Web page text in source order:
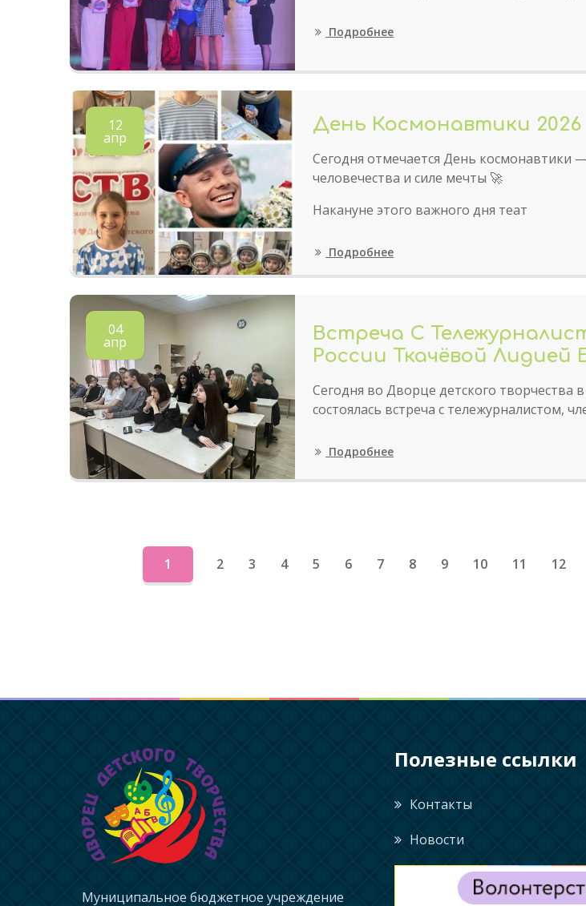
Подробнее
12
апр
День Космонавтики 2026
Сегодня отмечается День
человечества и силе мечты 🚀
Накануне этого важного дня теат
Подробнее
04
апр
Встреча С
России Ткачёвой Лидией
Сегодня во Дворце детского творчества
состоялась встреча с тележурналистом,
Подробнее
1 2 3 4 5 6 7 8 9 10 11 12
Муниципальное бюджетное учреждение
Полезные ссылки
Контакты
Новости